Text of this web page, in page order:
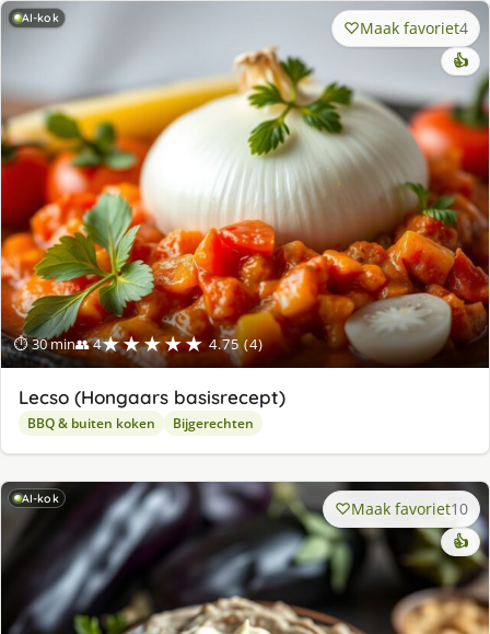
AI-kok
⏱ 30 min👥 4★★★★★ 4.75 (4)
Maak favoriet4
👍
Lecso (Hongaars basisrecept)
BBQ & buiten koken Bijgerechten
AI-kok Maak favoriet10
👍